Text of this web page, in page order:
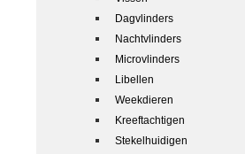
Dagvlinders
Nachtvlinders
Microvlinders
Libellen
Weekdieren
Kreeftachtigen
Stekelhuidigen